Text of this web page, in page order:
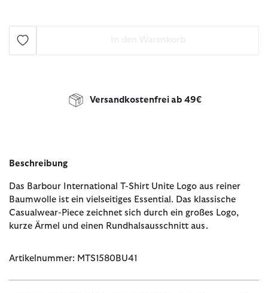
Versandkostenfrei ab 49€
Beschreibung
Das Barbour International T-Shirt Unite Logo aus reiner
Baumwolle ist ein vielseitiges Essential. Das klassische
Casualwear-Piece zeichnet sich durch ein großes Logo,
kurze Ärmel und einen Rundhalsausschnitt aus.
Artikelnummer: MTS1580BU41